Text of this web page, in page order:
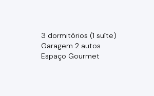
3 dormitórios (1 suíte)
Garagem 2 autos
Espaço Gourmet